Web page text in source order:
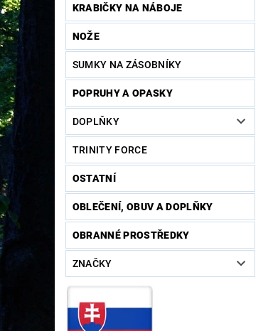
KRABIČKY NA NÁBOJE
NOŽE
SUMKY NA ZÁSOBNÍKY
POPRUHY A OPASKY
DOPLŇKY
TRINITY FORCE
OSTATNÍ
OBLEČENÍ, OBUV A DOPLŇKY
OBRANNÉ PROSTŘEDKY
ZNAČKY